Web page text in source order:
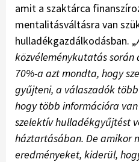
amit a szaktárca
mentalitásváltásra van
hulladékgazdálkodásban. „
közvéleménykutatás
70%-a azt mondta, hogy
gyűjteni, a válaszadók
hogy több információra
szelektív hulladékgyűjtést
háztartásában. De amikor
eredményeket, kiderül,